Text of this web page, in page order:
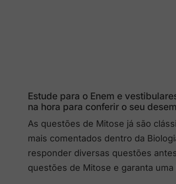
Estude para o Enem e
na hora para conferir o seu
As questões de Mitose já são
mais comentados dentro da
responder diversas questões
questões de Mitose e garanta